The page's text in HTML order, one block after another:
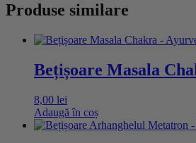
Produse similare
Bețișoare Masala
8,00 lei
Adaugă în coș